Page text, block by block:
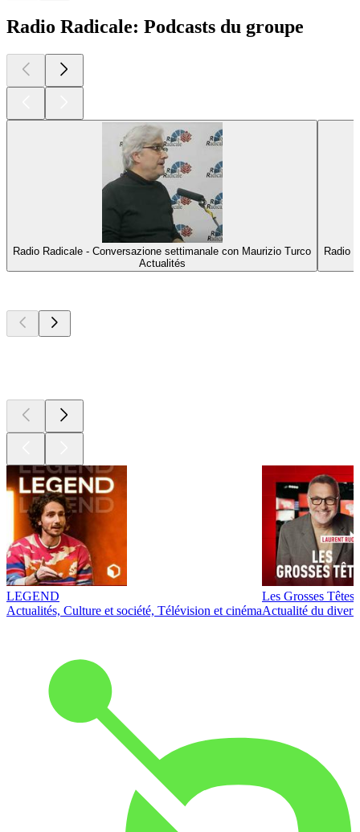
Radio Radicale: Podcasts du groupe
Radio Radicale - Conversazione settimanale con Maurizio Turco
Actualités
Radio
LEGEND
Actualités, Culture et société, Télévision et cinéma
Les Grosses Têtes
Actualité du